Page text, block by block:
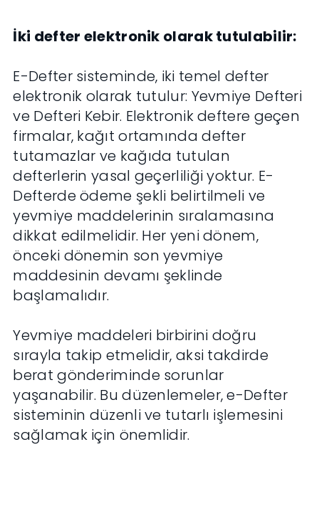
İki defter elektronik olarak tutulabilir:
E-Defter sisteminde, iki temel defter
elektronik olarak tutulur: Yevmiye Defteri
ve Defteri Kebir. Elektronik deftere geçen
firmalar, kağıt ortamında defter
tutamazlar ve kağıda tutulan
defterlerin yasal geçerliliği yoktur. E-
Defterde ödeme şekli belirtilmeli ve
yevmiye maddelerinin sıralamasına
dikkat edilmelidir. Her yeni dönem,
önceki dönemin son yevmiye
maddesinin devamı şeklinde
başlamalıdır.
Yevmiye maddeleri birbirini doğru
sırayla takip etmelidir, aksi takdirde
berat gönderiminde sorunlar
yaşanabilir. Bu düzenlemeler, e-Defter
sisteminin düzenli ve tutarlı işlemesini
sağlamak için önemlidir.